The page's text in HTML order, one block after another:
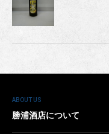
ABOUT US
勝浦酒店について